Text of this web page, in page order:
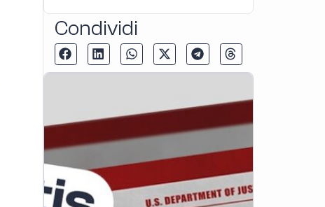
Condividi